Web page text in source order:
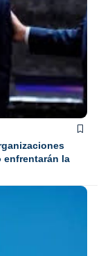
enfrentarán la